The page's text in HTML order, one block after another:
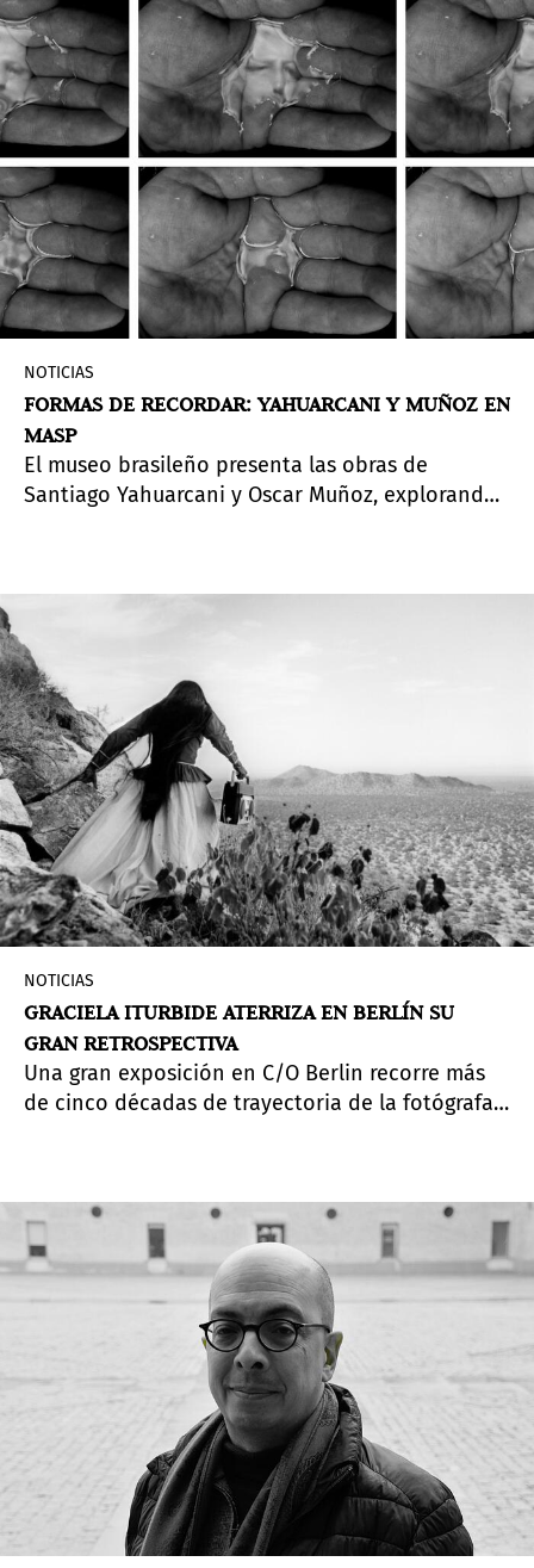
redes más allá de su propio país.
NOTICIAS
FORMAS DE RECORDAR: YAHUARCANI Y MUÑOZ EN
MASP
El museo brasileño presenta las obras de
Santiago Yahuarcani y Oscar Muñoz, explorando
NOTICIAS
GRACIELA ITURBIDE ATERRIZA EN BERLÍN SU
GRAN RETROSPECTIVA
Una gran exposición en C/O Berlin recorre más
de cinco décadas de trayectoria de la fotógrafa